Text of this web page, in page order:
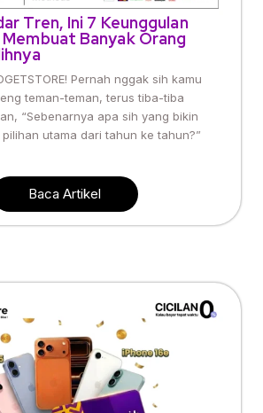
Tren, Ini 7 Keunggulan
Banyak Orang
Pernah nggak sih kamu
teman-teman, terus tiba-tiba
“Sebenarnya apa sih yang bikin
utama dari tahun ke tahun?”
Baca Artikel